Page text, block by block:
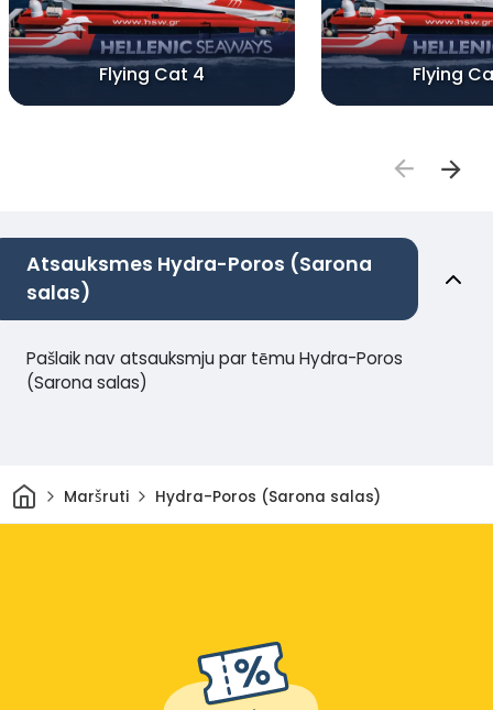
Flying Cat 4 Flying
Atsauksmes Hydra-Poros (Sarona
salas)
Pašlaik nav atsauksmju par tēmu Hydra-Poros
(Sarona salas)
Sākums
Maršruti Hydra-Poros (Sarona salas)